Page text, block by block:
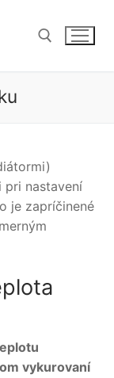
pri nastavení
je zapríčinené
vykurovaní